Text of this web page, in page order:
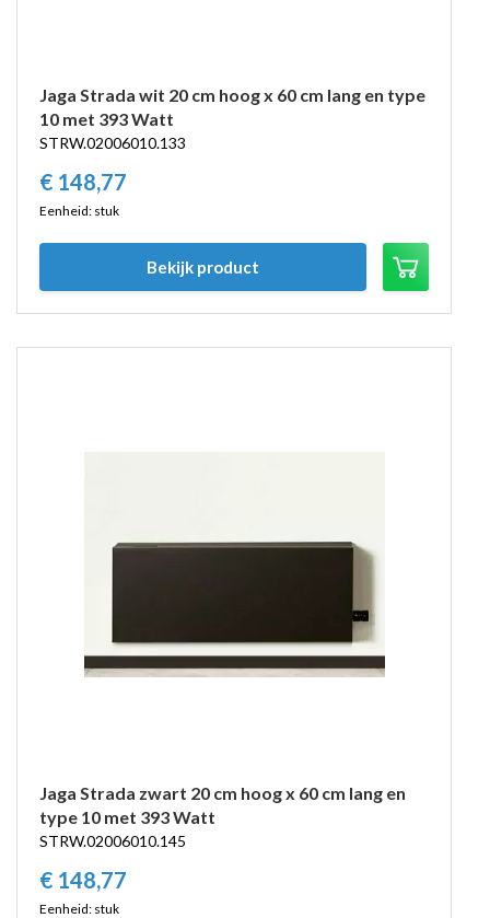
Jaga Strada wit 20 cm hoog x 60 cm lang en type
10 met 393 Watt
STRW.02006010.133
€ 148,77
Eenheid: stuk
Bekijk product
Jaga Strada zwart 20 cm hoog x 60 cm lang en
type 10 met 393 Watt
STRW.02006010.145
€ 148,77
Eenheid: stuk